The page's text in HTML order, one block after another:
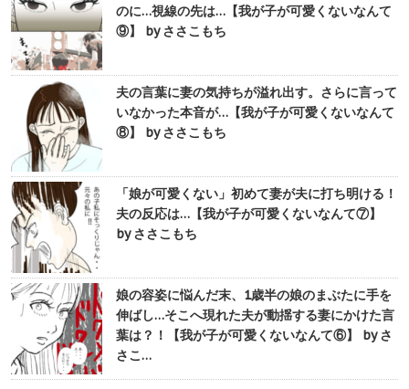
のに…視線の先は…【我が子が可愛くないなんて
⑨】 by ささこもち
夫の言葉に妻の気持ちが溢れ出す。さらに言って
いなかった本音が…【我が子が可愛くないなんて
⑧】 by ささこもち
「娘が可愛くない」初めて妻が夫に打ち明ける！
夫の反応は…【我が子が可愛くないなんて⑦】
by ささこもち
娘の容姿に悩んだ末、1歳半の娘のまぶたに手を
伸ばし…そこへ現れた夫が動揺する妻にかけた言
葉は？！【我が子が可愛くないなんて⑥】 by さ
さこ…